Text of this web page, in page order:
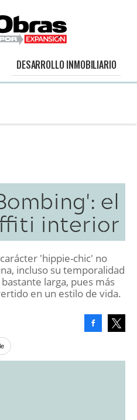
DESARROLLO INMOBILIARIO
el
interior
'hippie-chic' no
incluso su temporalidad
larga, pues más
en un estilo de vida.